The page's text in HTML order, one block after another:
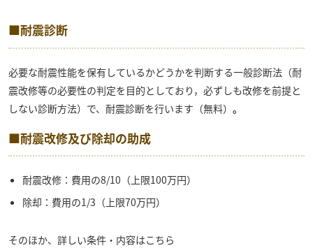
■耐震診断
必要な耐震性能を保有しているかどうかを判断する一般診断法（耐
震改修等の必要性の判定を目的としており，必ずしも改修を前提と
しない診断方法）で、耐震診断を行います（無料） 。
■耐震改修及び除却の助成
耐震改修：費用の8/10（上限100万円）
除却：費用の1/3（上限70万円）
そのほか、詳しい条件・内容はこちら